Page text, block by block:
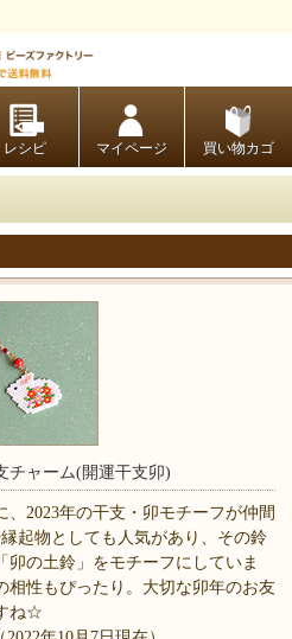
レシピ マイページ 買い物カゴ
チャーム(開運干支卯)
2023年の干支・卯モチーフが仲間
起物としても人気があり、その鈴
の土鈴」をモチーフにしていま
相性もぴったり。大切な卯年のお友
ね☆